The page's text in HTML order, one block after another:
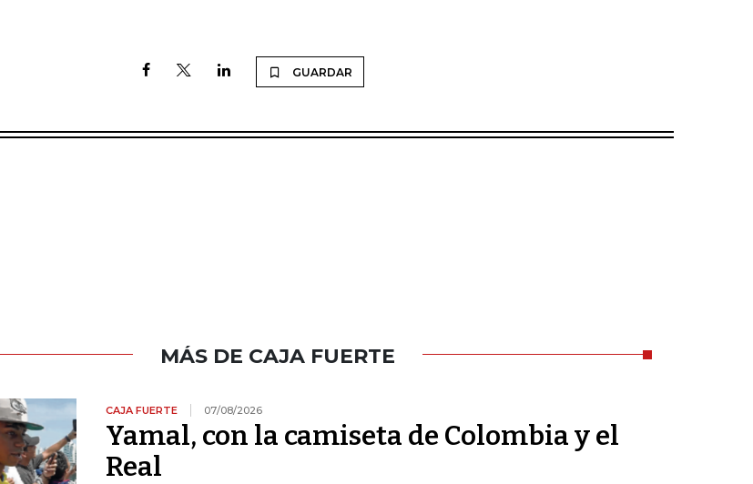
GUARDAR
MÁS DE CAJA FUERTE
CAJA FUERTE 07/08/2026
Yamal, con la camiseta de Colombia y el
Real